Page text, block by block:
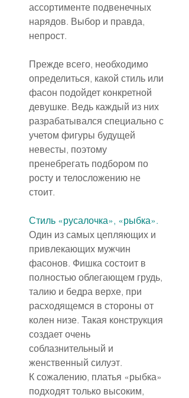
ассортименте подвенечных
нарядов. Выбор и правда,
непрост.
Прежде всего, необходимо
определиться, какой стиль или
фасон подойдет конкретной
девушке. Ведь каждый из них
разрабатывался специально с
учетом фигуры будущей
невесты, поэтому
пренебрегать подбором по
росту и телосложению не
стоит.
Стиль «русалочка», «рыбка».
Один из самых цепляющих и
привлекающих мужчин
фасонов. Фишка состоит в
полностью облегающем грудь,
талию и бедра верхе, при
расходящемся в стороны от
колен низе. Такая конструкция
создает очень
соблазнительный и
женственный силуэт.
К сожалению, платья «рыбка»
подходят только высоким,